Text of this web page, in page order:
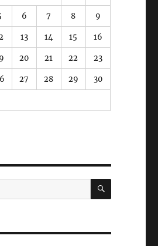
6 7 8 9
13 14 15 16
20 21 22 23
27 28 29 30
SUCHEN